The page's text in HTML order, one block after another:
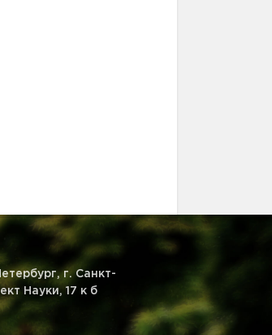
г. Санкт-
Науки, 17 к б